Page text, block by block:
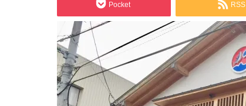
Pocket RSS